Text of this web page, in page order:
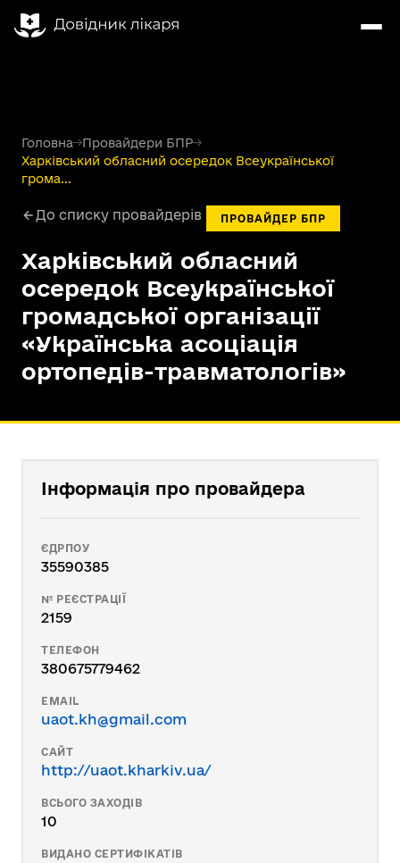
Головна→Провайдери БПР→
Харківський обласний осередок Всеукраїнської
грома...
До списку провайдерів ПРОВАЙДЕР БПР
Харківський обласний
осередок Всеукраїнської
громадської організації
«Українська асоціація
ортопедів-травматологів»
Інформація про провайдера
ЄДРПОУ
35590385
№ РЕЄСТРАЦІЇ
2159
ТЕЛЕФОН
380675779462
EMAIL
uaot.kh@gmail.com
САЙТ
http://uaot.kharkiv.ua/
ВСЬОГО ЗАХОДІВ
10
ВИДАНО СЕРТИФІКАТІВ